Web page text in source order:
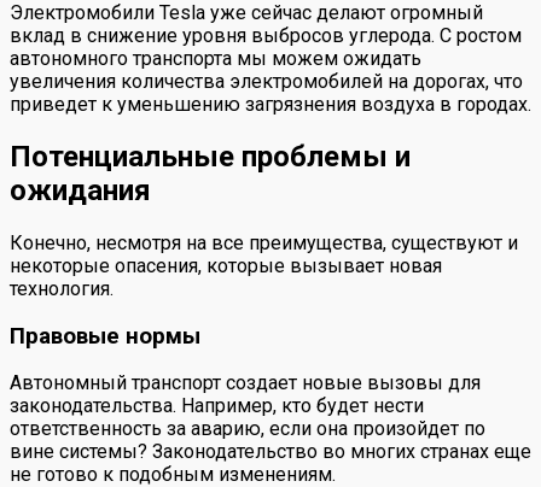
Электромобили Tesla уже сейчас делают огромный
вклад в снижение уровня выбросов углерода. С ростом
автономного транспорта мы можем ожидать
увеличения количества электромобилей на дорогах, что
приведет к уменьшению загрязнения воздуха в городах.
Потенциальные проблемы и
ожидания
Конечно, несмотря на все преимущества, существуют и
некоторые опасения, которые вызывает новая
технология.
Правовые нормы
Автономный транспорт создает новые вызовы для
законодательства. Например, кто будет нести
ответственность за аварию, если она произойдет по
вине системы? Законодательство во многих странах еще
не готово к подобным изменениям.